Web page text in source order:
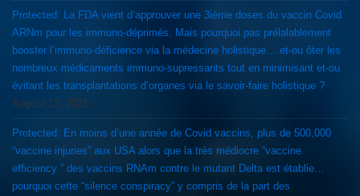
Protected: La FDA vient d’approuver une 3ième doses du vaccin Covid
ARNm pour les immuno-déprimés. Mais pourquoi pas prélalablement
booster l’immuno-déficience via la médecine holistique….et-ou ôter les
nombreux médicaments immuno-supressants tout en minimisant et-ou
évitant les transplantations d’organes via le savoir-faire holistique ?
August 13, 2021
Protected: En moins d’une année de Covid vaccins, plus de 500,000
“vaccine injuries” aux USA alors que la très médiocre “vaccine
efficiency ” des vaccins RNAm contre le mutant Delta est établie…
pourquoi cette “silence conspiracy” y compris de la part des